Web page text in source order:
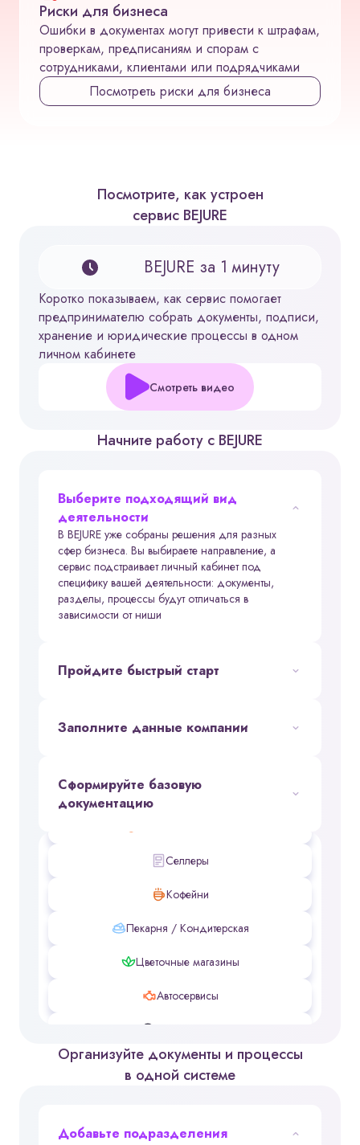
Риски для бизнеса
Ошибки в документах могут привести к штрафам,
проверкам, предписаниям и спорам с
сотрудниками, клиентами или подрядчиками
Посмотреть риски для бизнеса
Посмотрите, как устроен
сервис BEJURE
BEJURE за 1 минуту
Коротко показываем, как сервис помогает
предпринимателю собрать документы, подписи,
хранение и юридические процессы в одном
личном кабинете
Смотреть видео
Начните работу с BEJURE
Выберите подходящий вид
деятельности
В BEJURE уже собраны решения для разных
сфер бизнеса. Вы выбираете направление, а
сервис подстраивает личный кабинет под
специфику вашей деятельности: документы,
разделы, процессы будут отличаться в
зависимости от ниши
Пройдите быстрый старт
Заполните данные компании
Сформируйте базовую
документацию
Салоны красоты
Фитнес-центры
Селлеры
Кофейни
Пекарня / Кондитерская
Цветочные магазины
Автосервисы
Автомойки
Ремонт техники
Организуйте документы и процессы
в одной системе
Добавьте подразделения